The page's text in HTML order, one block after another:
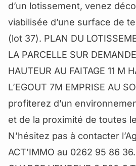
d’un lotissement, venez
viabilisée d’une surface de
(lot 37). PLAN DU
LA PARCELLE SUR
HAUTEUR AU FAITAGE 11 M
L’EGOUT 7M EMPRISE AU
profiterez d’un
et de la proximité de toutes
N’hésitez pas à contacter
ACT’IMMO au 0262 95 86